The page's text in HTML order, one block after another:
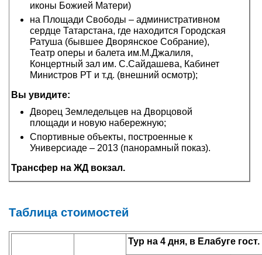
иконы Божией Матери)
на Площади Свободы – административном
сердце Татарстана, где находится Городская
Ратуша (бывшее Дворянское Собрание),
Театр оперы и балета им.М.Джалиля,
Концертный зал им. С.Сайдашева, Кабинет
Министров РТ и т.д. (внешний осмотр);
Вы увидите:
Дворец Земледельцев на Дворцовой
площади и новую набережную;
Спортивные объекты, построенные к
Универсиаде – 2013 (панорамный показ).
Трансфер на ЖД вокзал.
Таблица стоимостей
Тур на 4 дня, в Елабуге гост.